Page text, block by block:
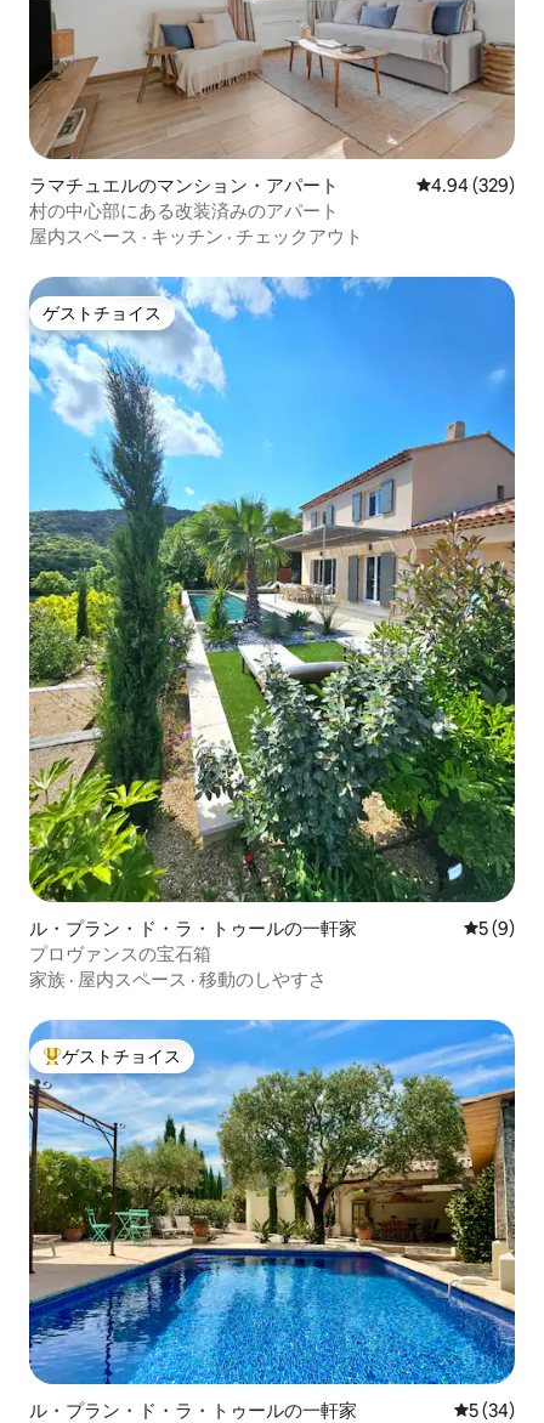
ラマチュエルのマンション・アパート レビュー329
4.94 (329)
村の中心部にある改装済みのアパート
屋内スペース · キッチン · チェックアウト
ゲストチョイス
ゲストチョイス
ル・プラン・ド・ラ・トゥールの一軒家 レビュー
5 (9)
プロヴァンスの宝石箱
家族 · 屋内スペース · 移動のしやすさ
大好評のゲストチョイスです。
ゲストチョイス
ル・プラン・ド・ラ・トゥールの一軒家 レビュー
5 (34)